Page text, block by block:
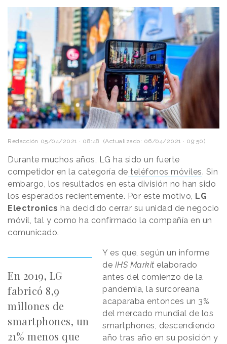
Redacción 05/04/2021 · 08:48 (Actualizado: 06/04/2021 · 09:50)
Durante muchos años, LG ha sido un fuerte
competidor en la categoría de teléfonos móviles. Sin
embargo, los resultados en esta división no han sido
los esperados recientemente. Por este motivo, LG
Electronics ha decidido cerrar su unidad de negocio
móvil, tal y como ha confirmado la compañía en un
comunicado.
En 2019, LG
fabricó 8,9
millones de
smartphones, un
21% menos que
Y es que, según un informe
de IHS Markit elaborado
antes del comienzo de la
pandemia, la surcoreana
acaparaba entonces un 3%
del mercado mundial de los
smartphones, descendiendo
año tras año en su posición y